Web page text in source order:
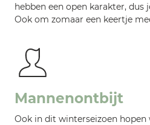
hebben een open karakter, dus
Ook om zomaar een keertje
Mannenontbijt
Ook in dit winterseizoen hopen